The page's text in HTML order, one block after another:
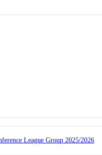
League Group 2025/2026